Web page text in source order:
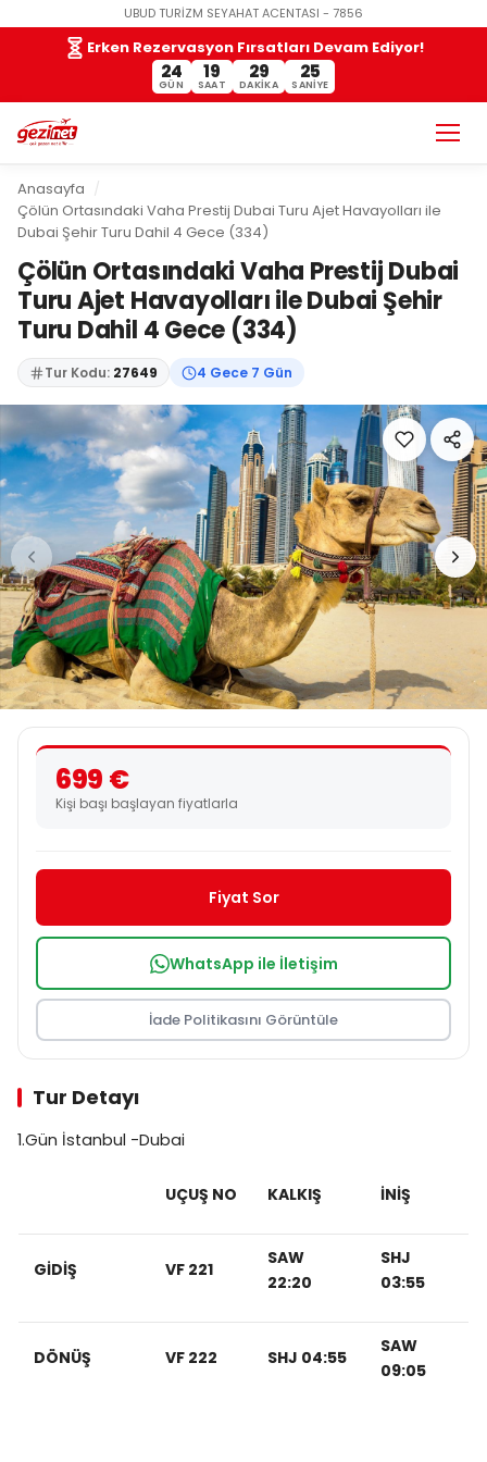
UBUD TURİZM SEYAHAT ACENTASI - 7856
Erken Rezervasyon Fırsatları Devam Ediyor!
24
GÜN
19
SAAT
29
DAKIKA
24
SANIYE
Anasayfa
Çölün Ortasındaki Vaha Prestij Dubai Turu Ajet Havayolları ile
Dubai Şehir Turu Dahil 4 Gece (334)
Çölün Ortasındaki Vaha Prestij Dubai
Turu Ajet Havayolları ile Dubai Şehir
Turu Dahil 4 Gece (334)
Tur Kodu: 27649 4 Gece 7 Gün
Tur Detayı
1.Gün İstanbul -Dubai
UÇUŞ NO KALKIŞ İNİŞ
GİDİŞ VF 221
SAW
22:20
SHJ
03:55
DÖNÜŞ VF 222 SHJ 04:55
SAW
09:05
699 €
Kişi başı başlayan fiyatlarla
Fiyat Sor
WhatsApp ile İletişim
İade Politikasını Görüntüle